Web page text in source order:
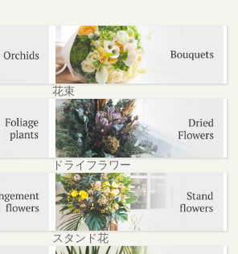
花束
ドライフラワー
スタンド花